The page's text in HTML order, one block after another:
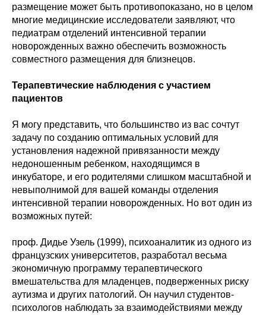
размещение может быть противопоказано, но в целом
многие медицинские исследователи заявляют, что
педиатрам отделений интенсивной терапии
новорожденных важно обеспечить возможность
совместного размещения для близнецов.
Терапевтические наблюдения с участием
пациентов
Я могу представить, что большинство из вас сочтут
задачу по созданию оптимальных условий для
установления надежной привязанности между
недоношенным ребенком, находящимся в
инкубаторе, и его родителями слишком масштабной и
невыполнимой для вашей команды отделения
интенсивной терапии новорожденных. Но вот один из
возможных путей:
проф. Дидье Узель (1999), психоаналитик из одного из
французских университетов, разработал весьма
экономичную программу терапевтического
вмешательства для младенцев, подверженных риску
аутизма и других патологий. Он научил студентов-
психологов наблюдать за взаимодействиями между